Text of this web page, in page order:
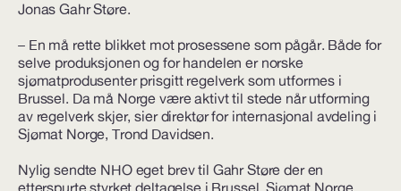
Jonas Gahr Støre.
– En må rette blikket mot prosessene som pågår. Både for
selve produksjonen og for handelen er norske
sjømatprodusenter prisgitt regelverk som utformes i
Brussel. Da må Norge være aktivt til stede når utforming
av regelverk skjer, sier direktør for internasjonal avdeling i
Sjømat Norge, Trond Davidsen.
Nylig sendte NHO eget brev til Gahr Støre der en
etterspurte styrket deltagelse i Brussel. Sjømat Norge